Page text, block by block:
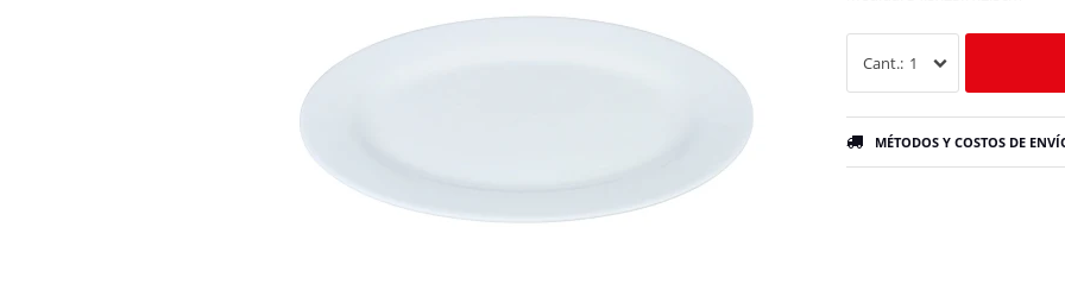
1
MÉTODOS Y COSTOS DE